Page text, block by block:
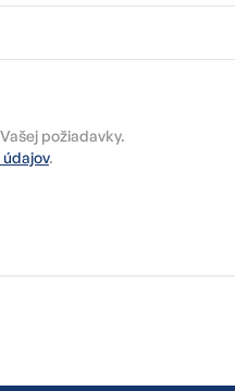
požiadavky.
.